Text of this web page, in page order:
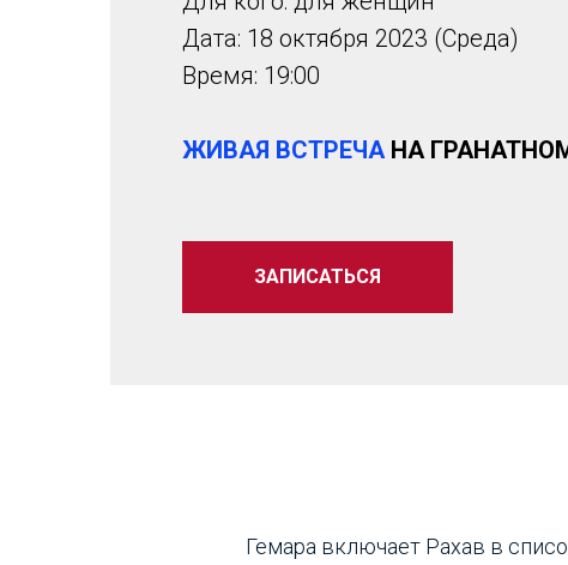
Дата: 18 октября 2023 (Среда)
Время: 19:00
ЖИВАЯ ВСТРЕЧАНА
ЗАПИСАТЬСЯ
Гемара включает Рахав в